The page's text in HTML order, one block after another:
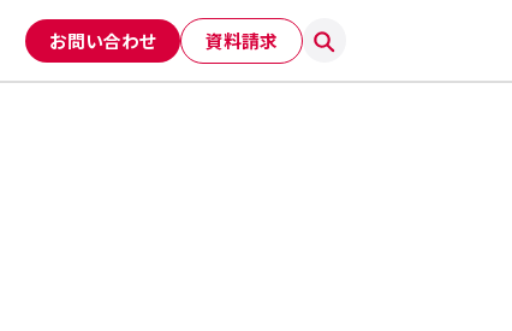
お問い合わせ 資料請求